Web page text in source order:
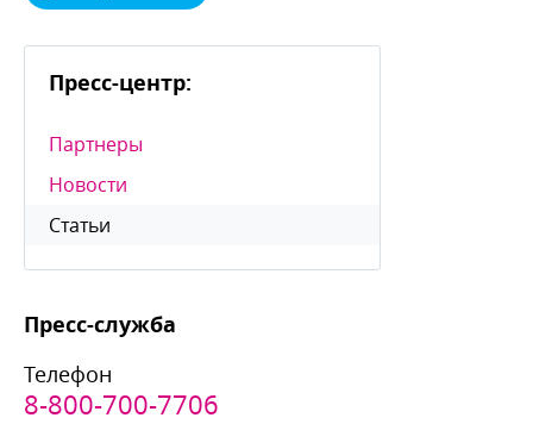
Пресс-центр:
Партнеры
Новости
Статьи
Пресс-служба
Телефон
8-800-700-7706